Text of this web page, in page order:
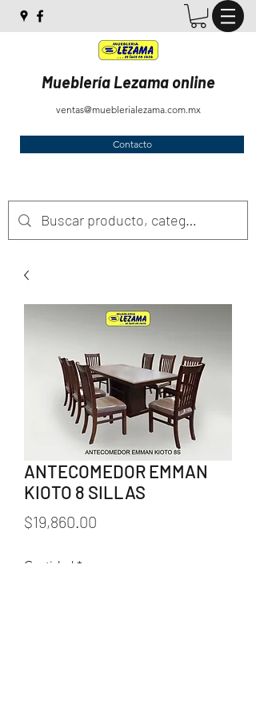
Mueblería Lezama online
ventas@mueblerialezama.com.mx
Contacto
ANTECOMEDOR EMMAN
KIOTO 8 SILLAS
$19,860.00
Cantidad *